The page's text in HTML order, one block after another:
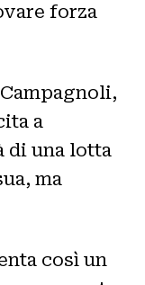
forza
a
di una lotta
ma
così un